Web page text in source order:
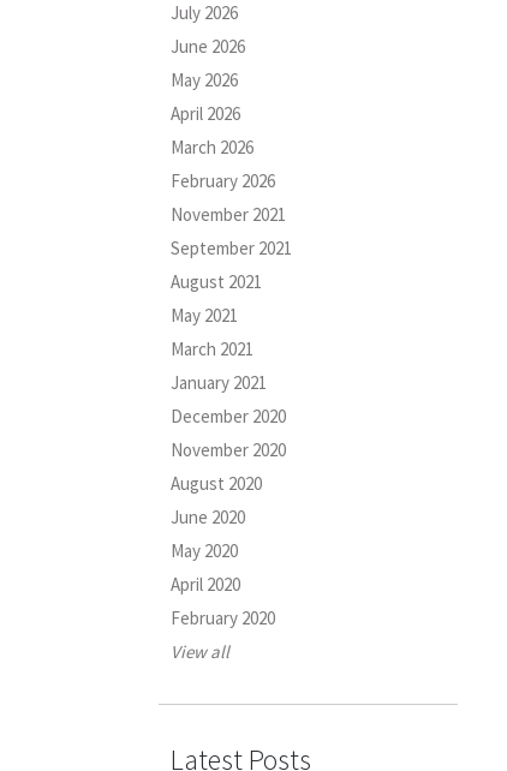
July 2026
June 2026
May 2026
April 2026
March 2026
February 2026
November 2021
September 2021
August 2021
May 2021
March 2021
January 2021
December 2020
November 2020
August 2020
June 2020
May 2020
April 2020
February 2020
View all
Latest Posts